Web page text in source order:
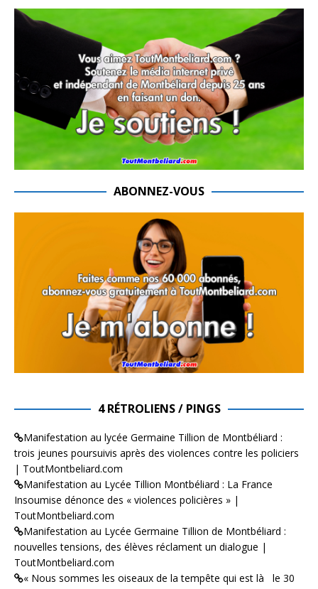
ABONNEZ-VOUS
4 RÉTROLIENS / PINGS
Manifestation au lycée Germaine Tillion de Montbéliard :
trois jeunes poursuivis après des violences contre les policiers
| ToutMontbeliard.com
Manifestation au Lycée Tillion Montbéliard : La France
Insoumise dénonce des « violences policières » |
ToutMontbeliard.com
Manifestation au Lycée Germaine Tillion de Montbéliard :
nouvelles tensions, des élèves réclament un dialogue |
ToutMontbeliard.com
« Nous sommes les oiseaux de la tempête qui est là le 30